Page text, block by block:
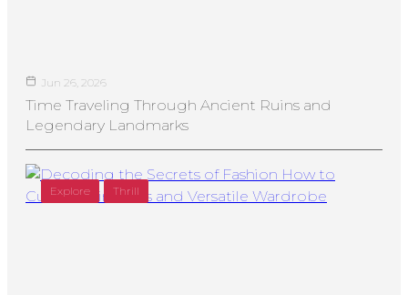
Jun 26, 2026
Time Traveling Through Ancient Ruins and
Legendary Landmarks
Explore Thrill